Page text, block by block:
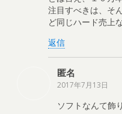
注目すべきは、そ
ど同じハード売上
返信
匿名
2017年7月13日
ソフトなんて飾